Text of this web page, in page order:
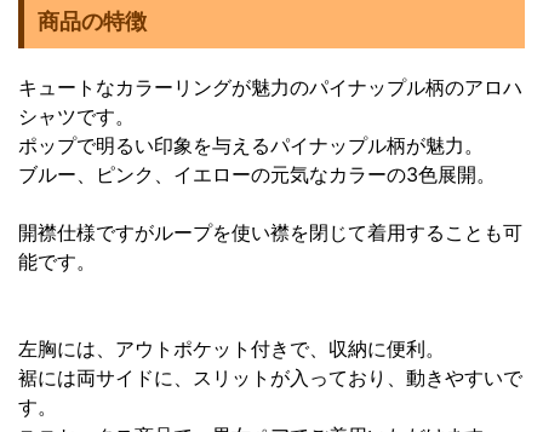
商品の特徴
キュートなカラーリングが魅力のパイナップル柄のアロハ
シャツです。
ポップで明るい印象を与えるパイナップル柄が魅力。
ブルー、ピンク、イエローの元気なカラーの3色展開。
開襟仕様ですがループを使い襟を閉じて着用することも可
能です。
左胸には、アウトポケット付きで、収納に便利。
裾には両サイドに、スリットが入っており、動きやすいで
す。